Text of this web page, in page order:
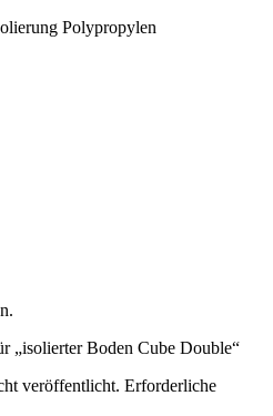
Polypropylen
„isolierter Boden Cube Double“
veröffentlicht. Erforderliche